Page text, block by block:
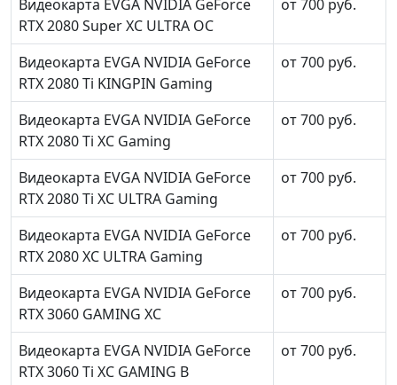
Видеокарта EVGA NVIDIA GeForce
RTX 2080 Super XC ULTRA OC
от 700 руб.
Видеокарта EVGA NVIDIA GeForce
RTX 2080 Ti KINGPIN Gaming
от 700 руб.
Видеокарта EVGA NVIDIA GeForce
RTX 2080 Ti XC Gaming
от 700 руб.
Видеокарта EVGA NVIDIA GeForce
RTX 2080 Ti XC ULTRA Gaming
от 700 руб.
Видеокарта EVGA NVIDIA GeForce
RTX 2080 XC ULTRA Gaming
от 700 руб.
Видеокарта EVGA NVIDIA GeForce
RTX 3060 GAMING XC
от 700 руб.
Видеокарта EVGA NVIDIA GeForce
RTX 3060 Ti XC GAMING B
от 700 руб.